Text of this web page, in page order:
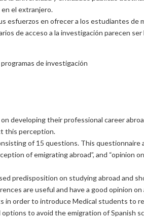
el extranjero.
en ofrecer a los estudiantes de
de acceso a la investigación parecen
de investigación
developing their professional career
this perception.
of 15 questions. This questionnaire
of emigrating abroad”, and “opinion
predisposition on studying abroad and
are useful and have a good opinion
order to introduce Medical students to
to avoid the emigration of Spanish